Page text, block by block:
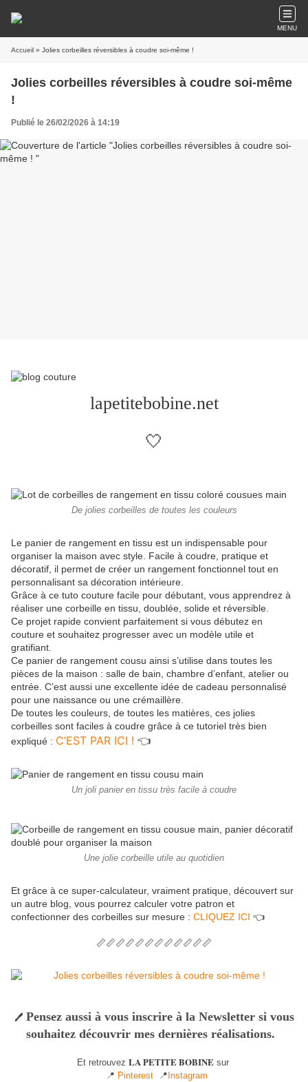
MENU
Accueil » Jolies corbeilles réversibles à coudre soi-même !
Jolies corbeilles réversibles à coudre soi-même
!
Publié le 26/02/2026 à 14:19
lapetitebobine.net
🤍
De jolies corbeilles de toutes les couleurs
Le panier de rangement en tissu est un indispensable pour
organiser la maison avec style. Facile à coudre, pratique et
décoratif, il permet de créer un rangement fonctionnel tout en
personnalisant sa décoration intérieure.
Grâce à ce tuto couture facile pour débutant, vous apprendrez à
réaliser une corbeille en tissu, doublée, solide et réversible.
Ce projet rapide convient parfaitement si vous débutez en
couture et souhaitez progresser avec un modèle utile et
gratifiant.
Ce panier de rangement cousu ainsi s’utilise dans toutes les
pièces de la maison : salle de bain, chambre d’enfant, atelier ou
entrée. C’est aussi une excellente idée de cadeau personnalisé
pour une naissance ou une crémaillère.
De toutes les couleurs, de toutes les matières, ces jolies
corbeilles sont faciles à coudre grâce à ce tutoriel très bien
expliqué : C’EST PAR ICI ! 👈
Un joli panier en tissu très facile à coudre
Une jolie corbeille utile au quotidien
Et grâce à ce super-calculateur, vraiment pratique, découvert sur
un autre blog, vous pourrez calculer votre patron et
confectionner des corbeilles sur mesure : CLIQUEZ ICI 👈
📏📏📏📏📏📏📏📏📏📏📏📏
🖊Pensez aussi à vous inscrire à la Newsletter si vous
souhaitez découvrir mes dernières réalisations.
Et retrouvez LA PETITE BOBINE sur
📍 Pinterest 📍 Instagram